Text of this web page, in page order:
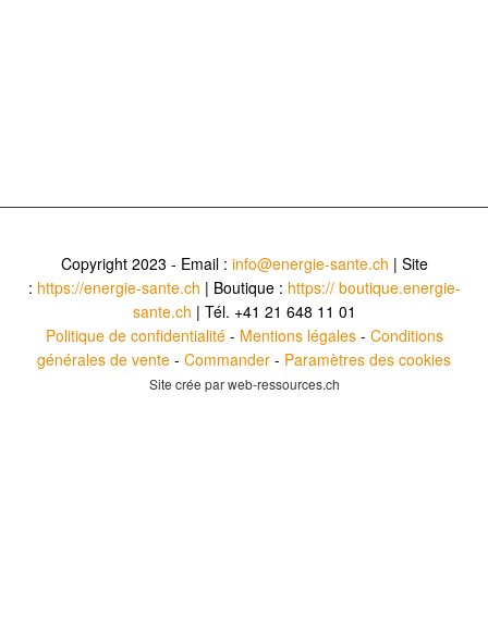
Copyright 2023 - Email : info@energie-sante.ch | Site
: https://energie-sante.ch | Boutique : https:// boutique.energie-
sante.ch | Tél. +41 21 648 11 01
Politique de confidentialité- Mentions légales- Conditions
générales de vente - Commander - Paramètres des cookies
Site crée par web-ressources.ch